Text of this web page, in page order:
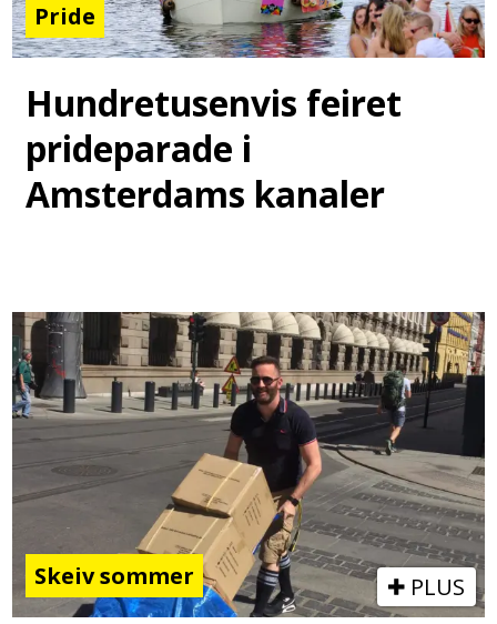
Pride
Hundretusenvis feiret
prideparade i
Amsterdams kanaler
Skeiv sommer PLUS